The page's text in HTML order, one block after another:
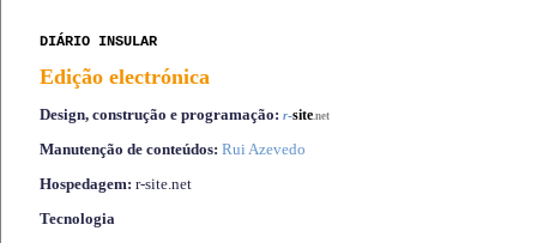
DIÁRIO INSULAR
Edição electrónica
Design, construção e programação: r-site.net
Manutenção de conteúdos: Rui Azevedo
Hospedagem: r-site.net
Tecnologia